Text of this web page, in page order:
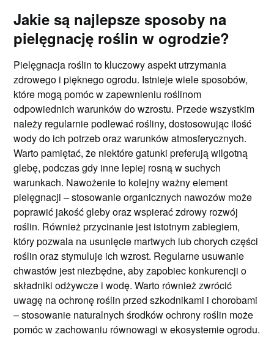
Jakie są najlepsze sposoby na
pielęgnację roślin w ogrodzie?
Pielęgnacja roślin to kluczowy aspekt utrzymania
zdrowego i pięknego ogrodu. Istnieje wiele sposobów,
które mogą pomóc w zapewnieniu roślinom
odpowiednich warunków do wzrostu. Przede wszystkim
należy regularnie podlewać rośliny, dostosowując ilość
wody do ich potrzeb oraz warunków atmosferycznych.
Warto pamiętać, że niektóre gatunki preferują wilgotną
glebę, podczas gdy inne lepiej rosną w suchych
warunkach. Nawożenie to kolejny ważny element
pielęgnacji – stosowanie organicznych nawozów może
poprawić jakość gleby oraz wspierać zdrowy rozwój
roślin. Również przycinanie jest istotnym zabiegiem,
który pozwala na usunięcie martwych lub chorych części
roślin oraz stymuluje ich wzrost. Regularne usuwanie
chwastów jest niezbędne, aby zapobiec konkurencji o
składniki odżywcze i wodę. Warto również zwrócić
uwagę na ochronę roślin przed szkodnikami i chorobami
– stosowanie naturalnych środków ochrony roślin może
pomóc w zachowaniu równowagi w ekosystemie ogrodu.